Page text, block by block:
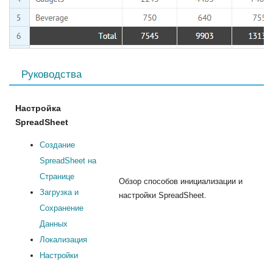
Руководства
Настройка
SpreadSheet
Создание
SpreadSheet на
Странице
Загрузка и
Сохранение
Данных
Локализация
Настройки
Обзор способов инициализации и
настройки SpreadSheet.